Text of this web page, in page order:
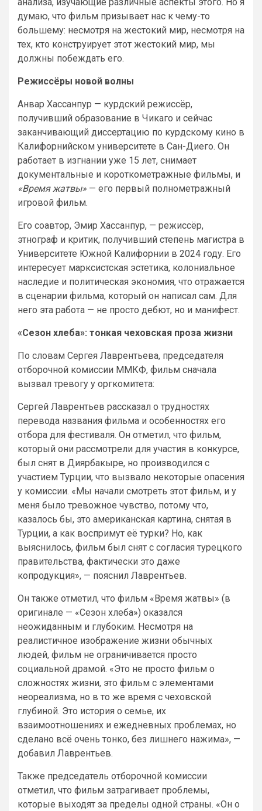
думаю, что фильм призывает нас к чему-то
большему: несмотря на жестокий мир, несмотря на
тех, кто конструирует этот жестокий мир, мы
должны побеждать его.
Режиссёры новой волны
Анвар Хассанпур — курдский режиссёр,
получивший образование в Чикаго и сейчас
заканчивающий диссертацию по курдскому кино в
Калифорнийском университете в Сан-Диего. Он
работает в изгнании уже 15 лет, снимает
документальные и короткометражные фильмы, и
«Время жатвы» — его первый полнометражный
игровой фильм.
Его соавтор, Эмир Хассанпур, — режиссёр,
этнограф и критик, получивший степень магистра в
Университете Южной Калифорнии в 2024 году. Его
интересует марксистская эстетика, колониальное
наследие и политическая экономия, что отражается
в сценарии фильма, который он написал сам. Для
него эта работа — не просто дебют, но и манифест.
«Сезон хлеба»: тонкая чеховская проза жизни
По словам Сергея Лаврентьева, председателя
отборочной комиссии ММКФ, фильм сначала
вызвал тревогу у оргкомитета:
Сергей Лаврентьев рассказал о трудностях
перевода названия фильма и особенностях его
отбора для фестиваля. Он отметил, что фильм,
который они рассмотрели для участия в конкурсе,
был снят в Диярбакыре, но производился с
участием Турции, что вызвало некоторые опасения
у комиссии. «Мы начали смотреть этот фильм, и у
меня было тревожное чувство, потому что,
казалось бы, это американская картина, снятая в
Турции, а как воспримут её турки? Но, как
выяснилось, фильм был снят с согласия турецкого
правительства, фактически это даже
копродукция», — пояснил Лаврентьев.
Он также отметил, что фильм «Время жатвы» (в
оригинале — «Сезон хлеба») оказался
неожиданным и глубоким. Несмотря на
реалистичное изображение жизни обычных
людей, фильм не ограничивается просто
социальной драмой. «Это не просто фильм о
сложностях жизни, это фильм с элементами
неореализма, но в то же время с чеховской
глубиной. Это история о семье, их
взаимоотношениях и ежедневных проблемах, но
сделано всё очень тонко, без лишнего нажима», —
добавил Лаврентьев.
Также председатель отборочной комиссии
отметил, что фильм затрагивает проблемы,
которые выходят за пределы одной страны. «Он о